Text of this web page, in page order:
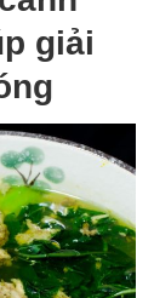
giải